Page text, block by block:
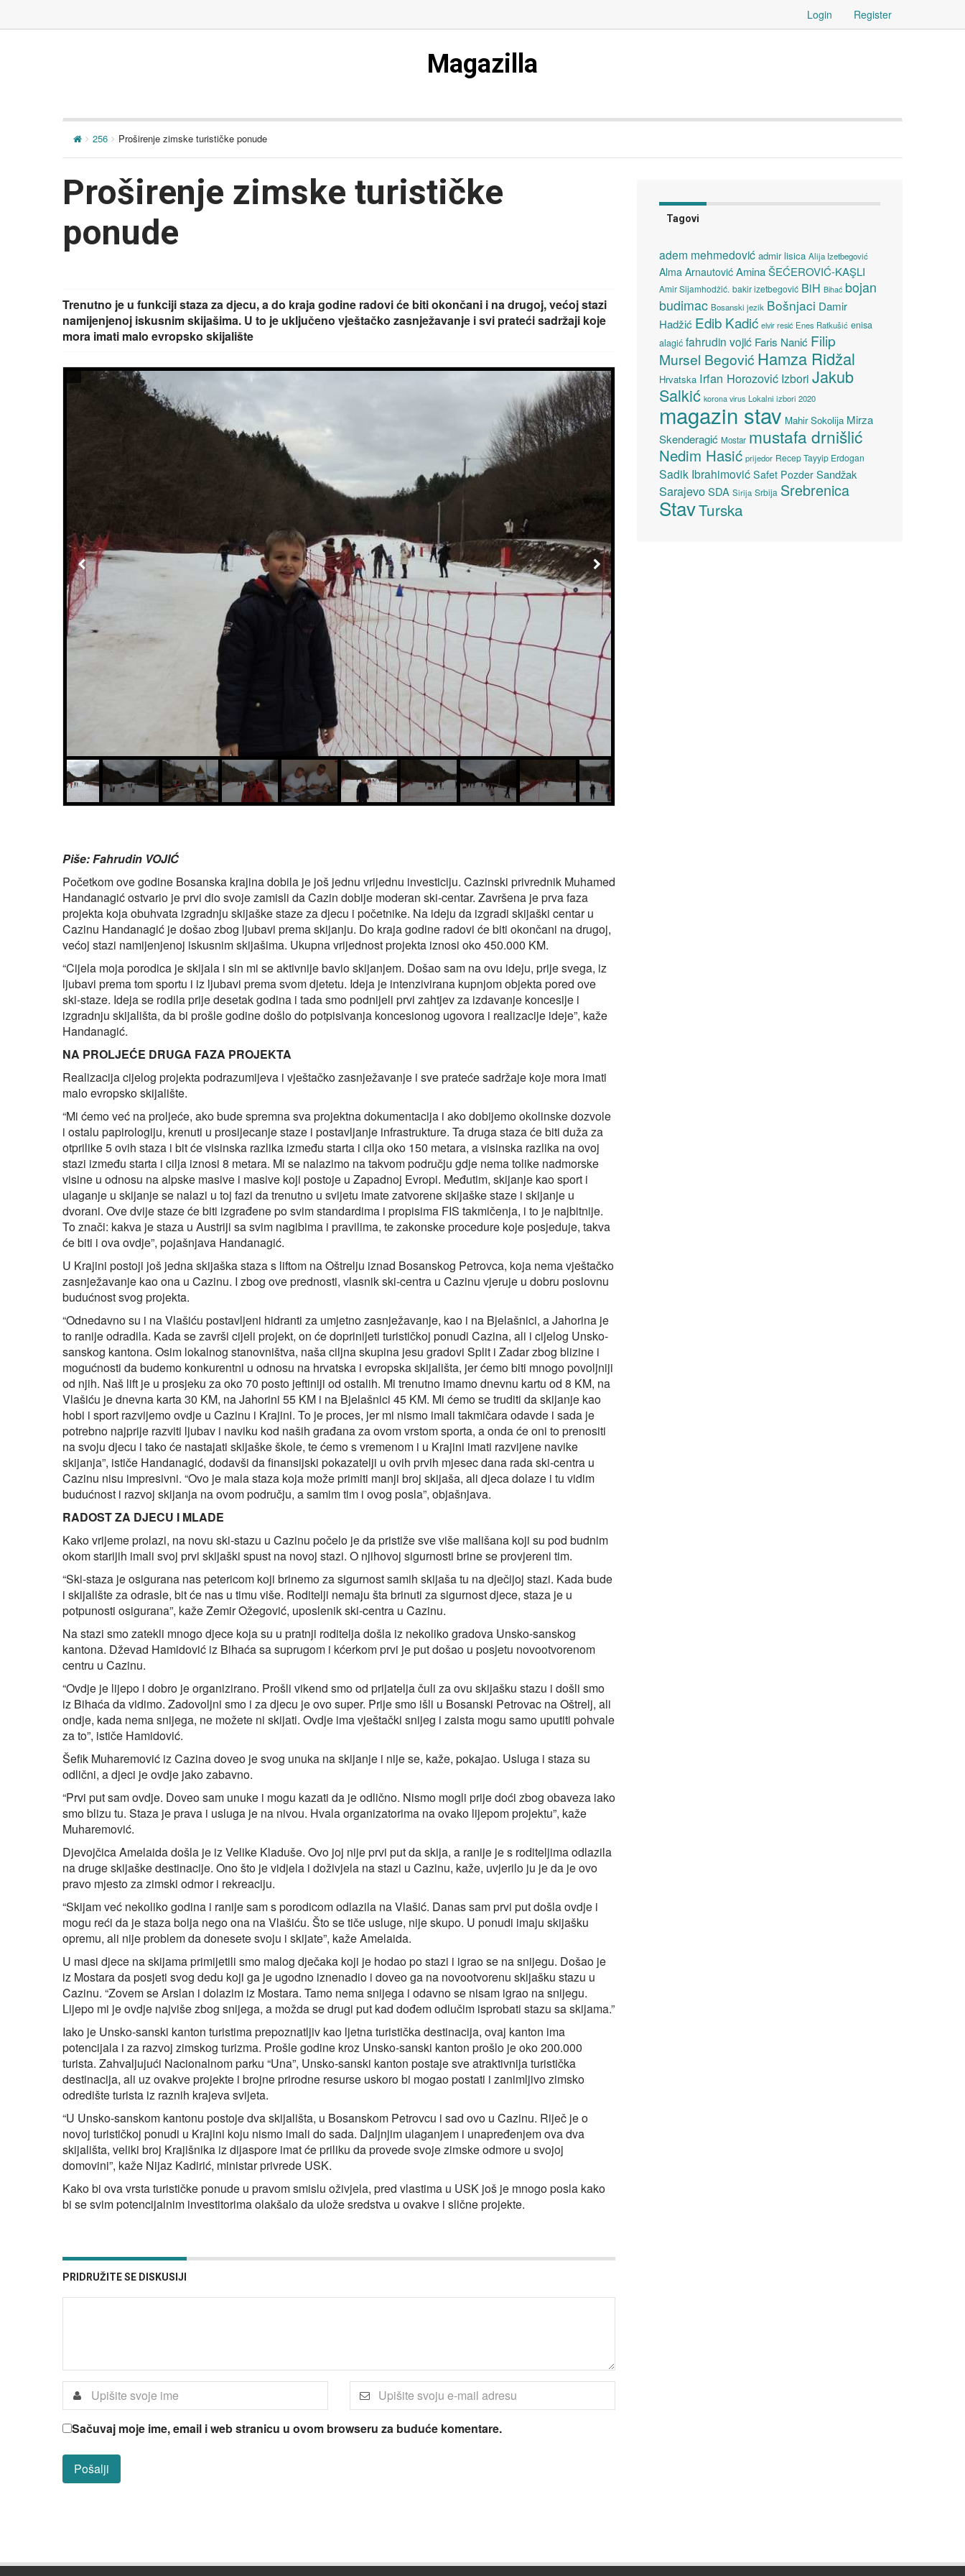
Login Register
Magazilla
256 Proširenje zimske turističke ponude
Proširenje zimske turističke
ponude
Trenutno je u funkciji staza za djecu, a do kraja godine radovi će biti okončani i na drugoj, većoj stazi
namijenjenoj iskusnim skijašima. U to je uključeno vještačko zasnježavanje i svi prateći sadržaji koje
mora imati malo evropsko skijalište
Piše: Fahrudin VOJIĆ
Početkom ove godine Bosanska krajina dobila je još jednu vrijednu investiciju. Cazinski privrednik Muhamed
Handanagić ostvario je prvi dio svoje zamisli da Cazin dobije moderan ski‑centar. Završena je prva faza
projekta koja obuhvata izgradnju skijaške staze za djecu i početnike. Na ideju da izgradi skijaški centar u
Cazinu Handanagić je došao zbog ljubavi prema skijanju. Do kraja godine radovi će biti okončani na drugoj,
većoj stazi namijenjenoj iskusnim skijašima. Ukupna vrijednost projekta iznosi oko 450.000 KM.
“Cijela moja porodica je skijala i sin mi se aktivnije bavio skijanjem. Došao sam na ovu ideju, prije svega, iz
ljubavi prema tom sportu i iz ljubavi prema svom djetetu. Ideja je intenzivirana kupnjom objekta pored ove
ski-staze. Ideja se rodila prije desetak godina i tada smo podnijeli prvi zahtjev za izdavanje koncesije i
izgradnju skijališta, da bi prošle godine došlo do potpisivanja koncesionog ugovora i realizacije ideje”, kaže
Handanagić.
NA PROLJEĆE DRUGA FAZA PROJEKTA
Realizacija cijelog projekta podrazumijeva i vještačko zasnježavanje i sve prateće sadržaje koje mora imati
malo evropsko skijalište.
“Mi ćemo već na proljeće, ako bude spremna sva projektna dokumentacija i ako dobijemo okolinske dozvole
i ostalu papirologiju, krenuti u prosijecanje staze i postavljanje infrastrukture. Ta druga staza će biti duža za
otprilike 5 ovih staza i bit će visinska razlika između starta i cilja oko 150 metara, a visinska razlika na ovoj
stazi između starta i cilja iznosi 8 metara. Mi se nalazimo na takvom području gdje nema tolike nadmorske
visine u odnosu na alpske masive i masive koji postoje u Zapadnoj Evropi. Međutim, skijanje kao sport i
ulaganje u skijanje se nalazi u toj fazi da trenutno u svijetu imate zatvorene skijaške staze i skijanje u
dvorani. Ove dvije staze će biti izgrađene po svim standardima i propisima FIS takmičenja, i to je najbitnije.
To znači: kakva je staza u Austriji sa svim nagibima i pravilima, te zakonske procedure koje posjeduje, takva
će biti i ova ovdje”, pojašnjava Handanagić.
U Krajini postoji još jedna skijaška staza s liftom na Oštrelju iznad Bosanskog Petrovca, koja nema vještačko
zasnježavanje kao ona u Cazinu. I zbog ove prednosti, vlasnik ski-centra u Cazinu vjeruje u dobru poslovnu
budućnost svog projekta.
“Odnedavno su i na Vlašiću postavljeni hidranti za umjetno zasnježavanje, kao i na Bjelašnici, a Jahorina je
to ranije odradila. Kada se završi cijeli projekt, on će doprinijeti turističkoj ponudi Cazina, ali i cijelog Unsko-
sanskog kantona. Osim lokalnog stanovništva, naša ciljna skupina jesu gradovi Split i Zadar zbog blizine i
mogućnosti da budemo konkurentni u odnosu na hrvatska i evropska skijališta, jer ćemo biti mnogo povoljniji
od njih. Naš lift je u prosjeku za oko 70 posto jeftiniji od ostalih. Mi trenutno imamo dnevnu kartu od 8 KM, na
Vlašiću je dnevna karta 30 KM, na Jahorini 55 KM i na Bjelašnici 45 KM. Mi ćemo se truditi da skijanje kao
hobi i sport razvijemo ovdje u Cazinu i Krajini. To je proces, jer mi nismo imali takmičara odavde i sada je
potrebno najprije razviti ljubav i naviku kod naših građana za ovom vrstom sporta, a onda će oni to prenositi
na svoju djecu i tako će nastajati skijaške škole, te ćemo s vremenom i u Krajini imati razvijene navike
skijanja”, ističe Handanagić, dodavši da finansijski pokazatelji u ovih prvih mjesec dana rada ski-centra u
Cazinu nisu impresivni. “Ovo je mala staza koja može primiti manji broj skijaša, ali djeca dolaze i tu vidim
budućnost i razvoj skijanja na ovom području, a samim tim i ovog posla”, objašnjava.
RADOST ZA DJECU I MLADE
Kako vrijeme prolazi, na novu ski-stazu u Cazinu počelo je da pristiže sve više mališana koji su pod budnim
okom starijih imali svoj prvi skijaški spust na novoj stazi. O njihovoj sigurnosti brine se provjereni tim.
“Ski-staza je osigurana nas petericom koji brinemo za sigurnost samih skijaša tu na dječijoj stazi. Kada bude
i skijalište za odrasle, bit će nas u timu više. Roditelji nemaju šta brinuti za sigurnost djece, staza je u
potpunosti osigurana”, kaže Zemir Ožegović, uposlenik ski-centra u Cazinu.
Na stazi smo zatekli mnogo djece koja su u pratnji roditelja došla iz nekoliko gradova Unsko‑sanskog
kantona. Dževad Hamidović iz Bihaća sa suprugom i kćerkom prvi je put došao u posjetu novootvorenom
centru u Cazinu.
“Ovdje je lijepo i dobro je organizirano. Prošli vikend smo od prijatelja čuli za ovu skijašku stazu i došli smo
iz Bihaća da vidimo. Zadovoljni smo i za djecu je ovo super. Prije smo išli u Bosanski Petrovac na Oštrelj, ali
ondje, kada nema snijega, ne možete ni skijati. Ovdje ima vještački snijeg i zaista mogu samo uputiti pohvale
za to”, ističe Hamidović.
Šefik Muharemović iz Cazina doveo je svog unuka na skijanje i nije se, kaže, pokajao. Usluga i staza su
odlični, a djeci je ovdje jako zabavno.
“Prvi put sam ovdje. Doveo sam unuke i mogu kazati da je odlično. Nismo mogli prije doći zbog obaveza iako
smo blizu tu. Staza je prava i usluga je na nivou. Hvala organizatorima na ovako lijepom projektu”, kaže
Muharemović.
Djevojčica Amelaida došla je iz Velike Kladuše. Ovo joj nije prvi put da skija, a ranije je s roditeljima odlazila
na druge skijaške destinacije. Ono što je vidjela i doživjela na stazi u Cazinu, kaže, uvjerilo ju je da je ovo
pravo mjesto za zimski odmor i rekreaciju.
“Skijam već nekoliko godina i ranije sam s porodicom odlazila na Vlašić. Danas sam prvi put došla ovdje i
mogu reći da je staza bolja nego ona na Vlašiću. Što se tiče usluge, nije skupo. U ponudi imaju skijašku
opremu, ali nije problem da donesete svoju i skijate”, kaže Amelaida.
U masi djece na skijama primijetili smo malog dječaka koji je hodao po stazi i igrao se na snijegu. Došao je
iz Mostara da posjeti svog dedu koji ga je ugodno iznenadio i doveo ga na novootvorenu skijašku stazu u
Cazinu. “Zovem se Arslan i dolazim iz Mostara. Tamo nema snijega i odavno se nisam igrao na snijegu.
Lijepo mi je ovdje najviše zbog snijega, a možda se drugi put kad dođem odlučim isprobati stazu sa skijama.”
Iako je Unsko-sanski kanton turistima prepoznatljiv kao ljetna turistička destinacija, ovaj kanton ima
potencijala i za razvoj zimskog turizma. Prošle godine kroz Unsko-sanski kanton prošlo je oko 200.000
turista. Zahvaljujući Nacionalnom parku “Una”, Unsko-sanski kanton postaje sve atraktivnija turistička
destinacija, ali uz ovakve projekte i brojne prirodne resurse uskoro bi mogao postati i zanimljivo zimsko
odredište turista iz raznih krajeva svijeta.
“U Unsko-sanskom kantonu postoje dva skijališta, u Bosanskom Petrovcu i sad ovo u Cazinu. Riječ je o
novoj turističkoj ponudi u Krajini koju nismo imali do sada. Daljnjim ulaganjem i unapređenjem ova dva
skijališta, veliki broj Krajišnika iz dijaspore imat će priliku da provede svoje zimske odmore u svojoj
domovini”, kaže Nijaz Kadirić, ministar privrede USK.
Kako bi ova vrsta turističke ponude u pravom smislu oživjela, pred vlastima u USK još je mnogo posla kako
bi se svim potencijalnim investitorima olakšalo da ulože sredstva u ovakve i slične projekte.
PRIDRUŽITE SE DISKUSIJI
Sačuvaj moje ime, email i web stranicu u ovom browseru za buduće komentare.
Tagovi
adem mehmedović admir lisica Alija Izetbegović
Alma Arnautović Amina ŠEĆEROVIĆ-KAŞLI
Amir Sijamhodžić. bakir izetbegović BiH Bihać bojan
budimac Bosanski jezik Bošnjaci Damir
Hadžić Edib Kadić elvir resić Enes Ratkušić enisa
alagić fahrudin vojić Faris Nanić Filip
Mursel Begović Hamza Ridžal
Hrvatska Irfan Horozović Izbori Jakub
Salkić korona virus Lokalni izbori 2020
magazin stav Mahir Sokolija Mirza
Skenderagić Mostar mustafa drnišlić
Nedim Hasić prijedor Recep Tayyip Erdogan
Sadik Ibrahimović Safet Pozder Sandžak
SarajevoSDA Sirija Srbija Srebrenica
StavTurska